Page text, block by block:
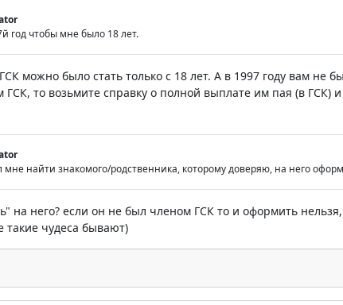
год чтобы мне было 18 лет.
можно было стать только с 18 лет. А в 1997 году вам не
то возьмите справку о полной выплате им пая (в ГСК) и
найти знакомого/родственника, которому доверяю, на него
на него? если он не был членом ГСК то и оформить
такие чудеса бывают)